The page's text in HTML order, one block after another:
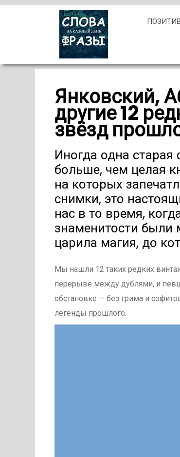
ПОЗИТИВ
Янковский,
другие 12
звёзд
Иногда одна старая
больше, чем целая
на которых
снимки, это
нас в то время,
знаменитости были
царила магия, до
Мы нашли 12 таких редких
перерыве между дублями, и
обстановке — без грима и
легенды прошлого.